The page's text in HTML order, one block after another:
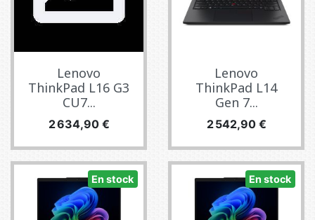
Lenovo
ThinkPad L16 G3
CU7...
Prix
2 634,90 €
Lenovo
ThinkPad L14
Gen 7...
Prix
2 542,90 €
En stock En stock